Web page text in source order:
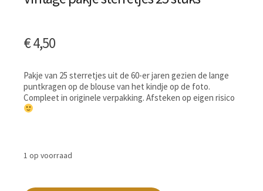
€4,50
Pakje van 25 sterretjes uit de 60-er jaren gezien de lange
puntkragen op de blouse van het kindje op de foto.
Compleet in originele verpakking. Afsteken op eigen risico
1 op voorraad